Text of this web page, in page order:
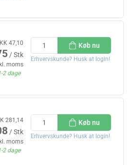
47,10
/ Stk
moms
2 dage
Køb nu
Erhvervskunde? Husk at login!
281,14
/ Stk
moms
2 dage
Køb nu
Erhvervskunde? Husk at login!